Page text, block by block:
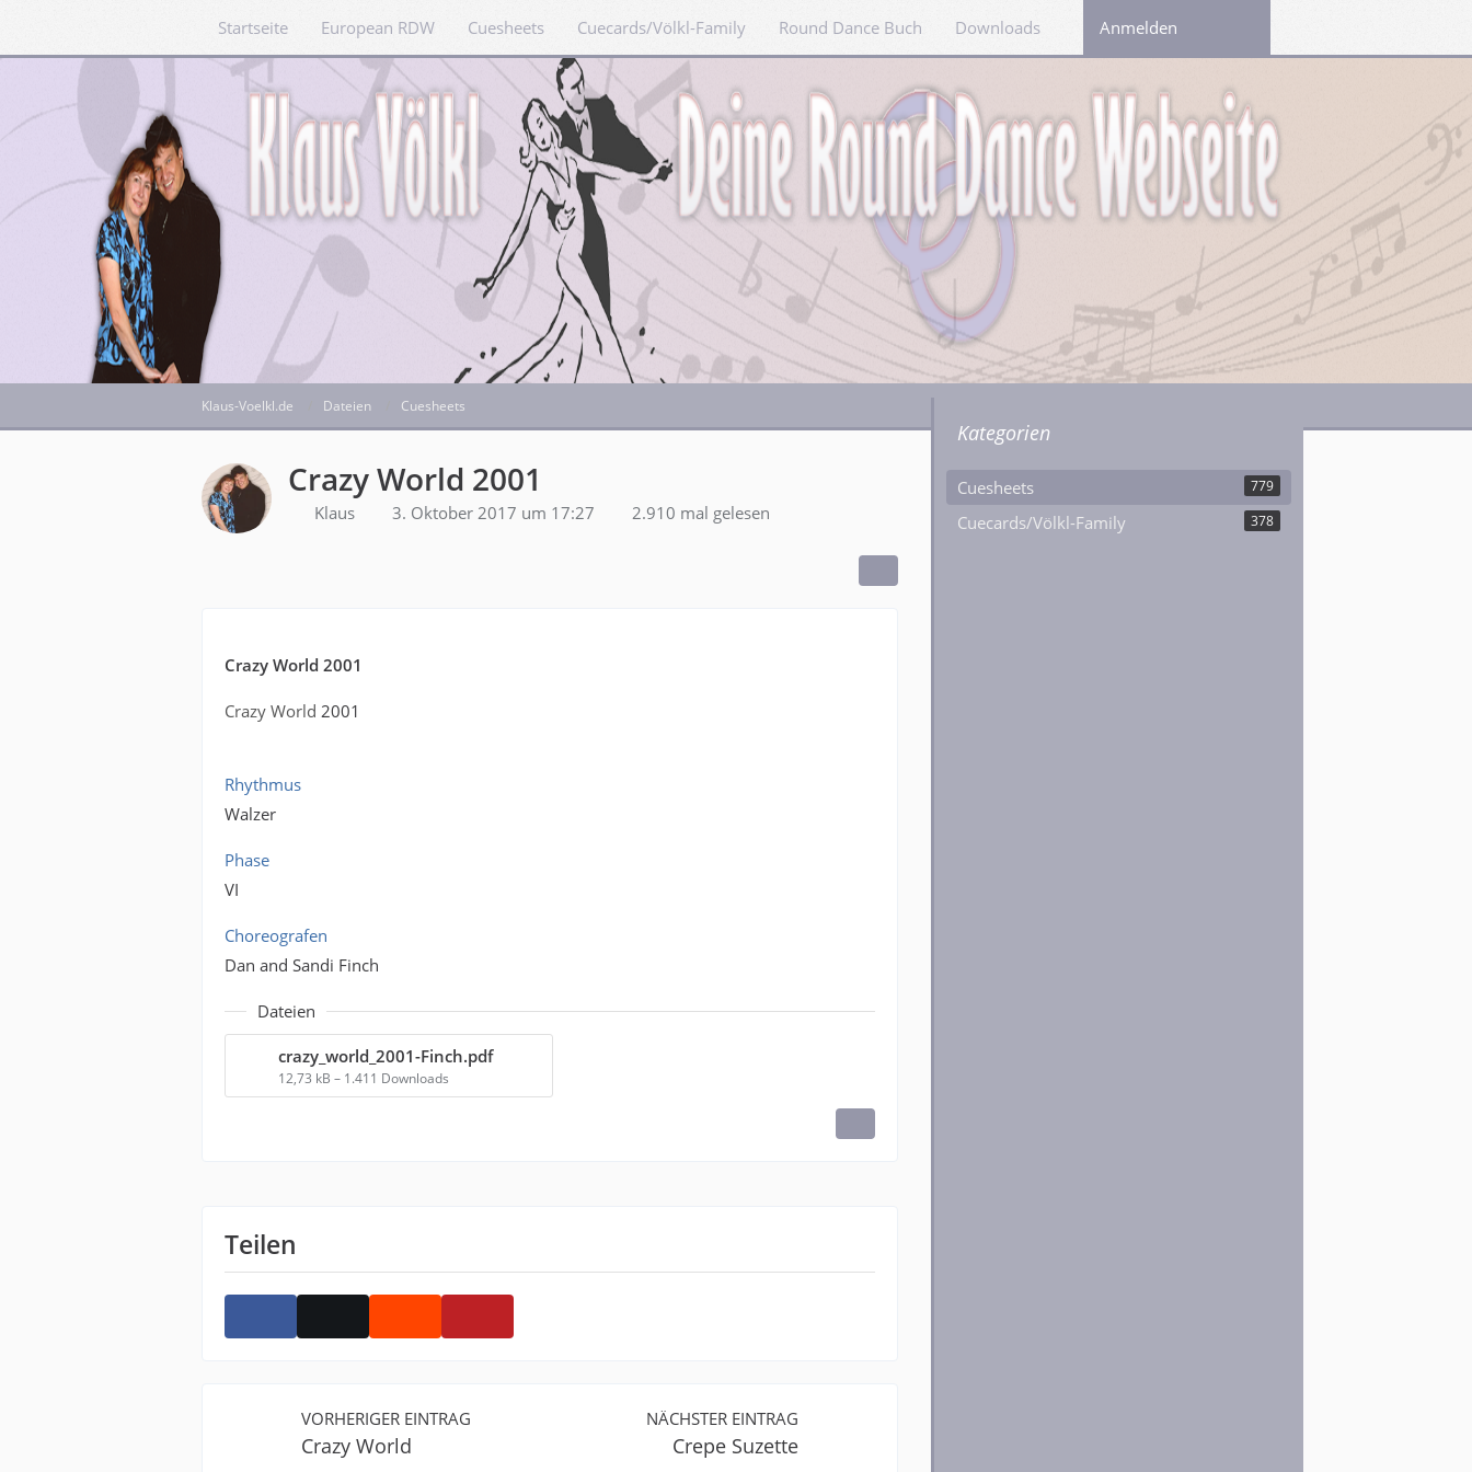
Startseite European RDW Cuesheets Cuecards/Völkl-Family Round Dance Buch Downloads LinksAnmelden
Klaus-Voelkl.de Dateien Cuesheets
Crazy World 2001
Klaus 3. Oktober 2017 um 17:27 2.910 mal gelesen
Crazy World 2001
Crazy World 2001
Rhythmus
Walzer
Phase
VI
Choreografen
Dan and Sandi Finch
Dateien
crazy_world_2001-Finch.pdf
12,73 kB – 1.411 Downloads
Teilen
VORHERIGER EINTRAG
Crazy World
NÄCHSTER EINTRAG
Crepe Suzette
Kategorien
Cuesheets 779
Cuecards/Völkl-Family 378